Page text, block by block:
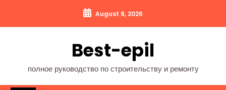
содержимому
August 8, 2026
Best-epil
полное руководство по строительству и ремонту